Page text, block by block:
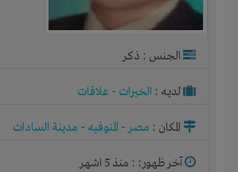
الجنس : ذكر
لديـه : الخبرات - علاقات
المكان : مصر- المنوفيه - مدينة السادات
آخر ظهور: : منذ 5 اشهر